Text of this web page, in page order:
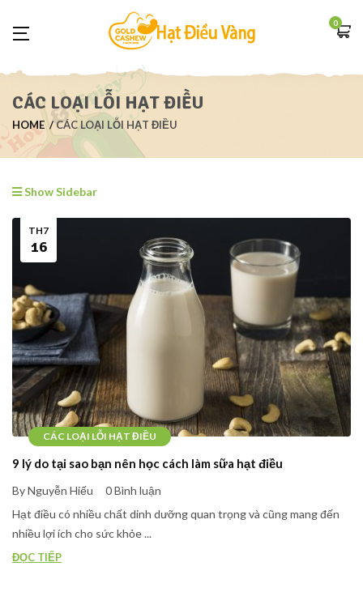
0
CÁC LOẠI LỖI HẠT ĐIỀU
HOME CÁC LOẠI LỖI HẠT ĐIỀU
Show Sidebar
CÁC LOẠI LỖI HẠT ĐIỀU
TH7
16
9 lý do tại sao bạn nên học cách làm sữa hạt điều
By Nguyễn Hiếu
0 Bình luận
Hạt điều có nhiều chất dinh dưỡng quan trọng và cũng mang đến
nhiều lợi ích cho sức khỏe ...
ĐỌC TIẾP